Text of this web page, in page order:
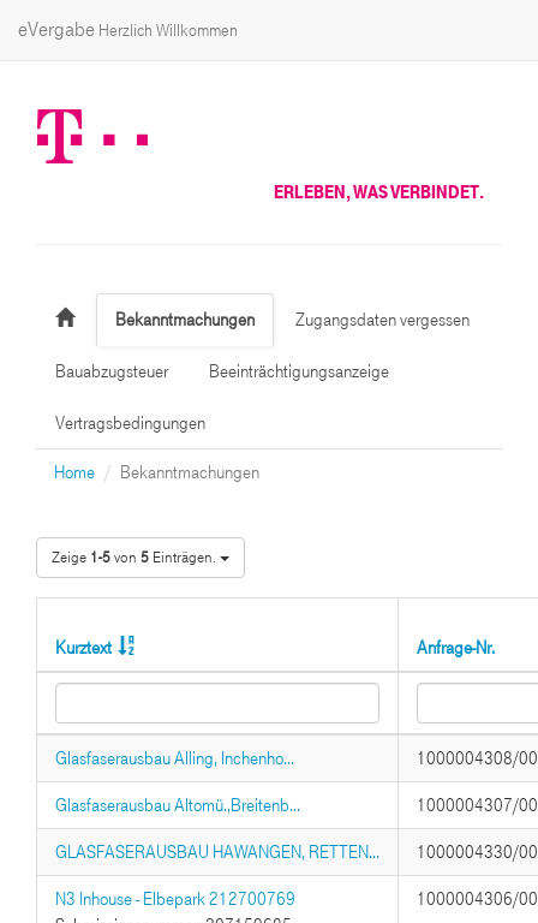
eVergabe Herzlich Willkommen
ERLEBEN, WAS VERBINDET.
Bekanntmachungen Zugangsdaten vergessen
Bauabzugsteuer Beeinträchtigungsanzeige
Vertragsbedingungen
Home Bekanntmachungen
Zeige 1-5von 5 Einträgen.
Kurztext Anfrage-Nr.
Glasfaserausbau Alling, Inchenho... 1000004308/
Glasfaserausbau Altomü.,Breitenb... 1000004307/
GLASFASERAUSBAU HAWANGEN, RETTEN... 1000004330/
N3 Inhouse - Elbepark 212700769
1000004306/